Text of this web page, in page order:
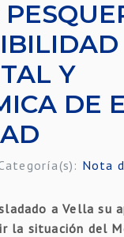
Y
DE
Nota
a Vella su
la situación del